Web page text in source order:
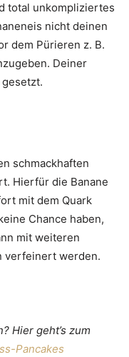
total unkompliziertes
nicht deinen
dem Pürieren z. B.
Deiner
schmackhaften
Hierfür die Banane
mit dem Quark
Chance haben,
mit weiteren
verfeinert werden.
Hier geht’s zum
Pancakes